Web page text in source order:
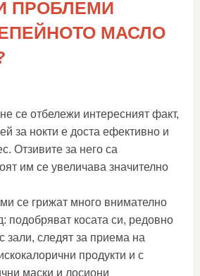
ПРОБЛЕМИ
МАСЛО
се отбележи интересният факт,
за нокти е доста ефективно и
Отзивите за него са
им се увеличава значително
се грижат много внимателно
подобряват косата си, редовно
зали, следят за приема на
продукти и с
маски и лосиони